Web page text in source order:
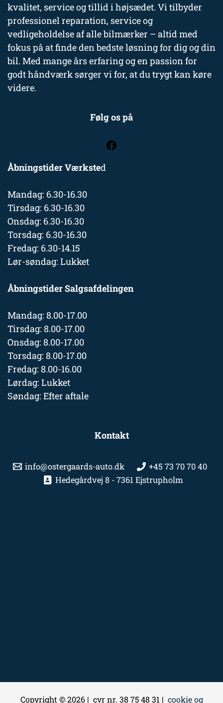
kvalitet, service og tillid i højsædet. Vi tilbyder
professionel reparation, service og
vedligeholdelse af alle bilmærker – altid med
fokus på at finde den bedste løsning for dig og din
bil. Med mange års erfaring og en passion for
godt håndværk sørger vi for, at du trygt kan køre
videre.
Følg os på
Åbningstider Værksted
Mandag: 6.30-16.30
Tirsdag: 6.30-16.30
Onsdag: 6.30-16.30
Torsdag: 6.30-16.30
Fredag: 6.30-14.15
Lør-søndag: Lukket
Åbningstider Salgsafdelingen
Mandag: 8.00-17.00
Tirsdag: 8.00-17.00
Onsdag: 8.00-17.00
Torsdag: 8.00-17.00
Fredag: 8.00-16.00
Lørdag: Lukket
Søndag: Efter aftale
Kontakt
info@ostergaards-auto.dk
+45 73 70 70 40
Hedegårdvej 8 - 7361 Ejstrupholm
Copyright © 2026 | cvr nr. 38 75 48 31 | cookie og